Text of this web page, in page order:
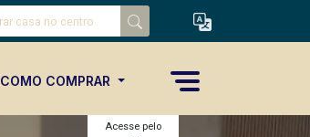
COMO COMPRAR
Acesse pelo